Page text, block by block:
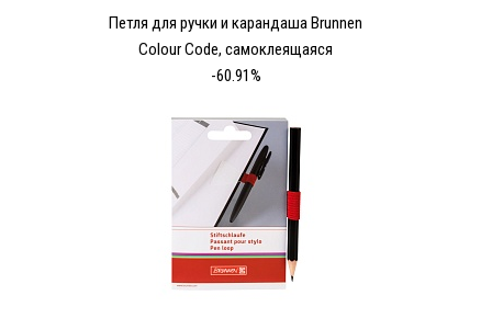
Петля для ручки и карандаша Brunnen
Colour Code, самоклеящаяся
-60.91%